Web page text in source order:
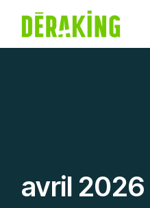
content
avril 2026